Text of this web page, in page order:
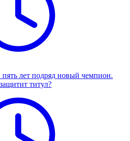
лет подряд новый чемпион.
титул?